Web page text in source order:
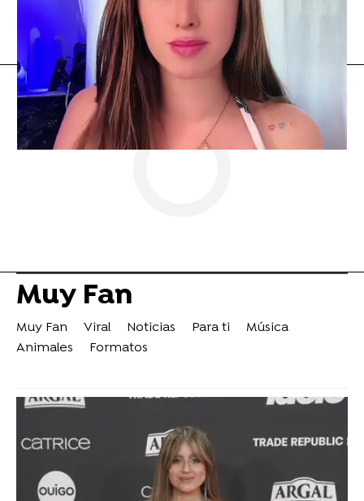
Flooxer Now » Muy Fan
Muy Fan
Muy Fan Viral Noticias Para ti
Música
Animales
Formatos